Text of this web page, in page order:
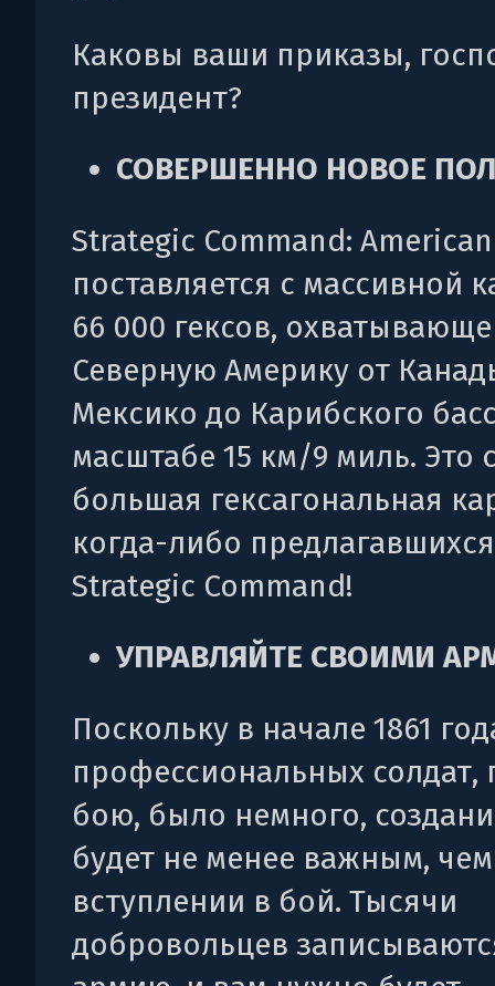
Каковы ваши приказы,
президент?
СОВЕРШЕННО НОВОЕ
Strategic Command:
поставляется с массивной
66 000 гексов,
Северную Америку от
Мексико до Карибского
масштабе 15 км/9 миль. Это
большая гексагональная
когда-либо
Strategic Command!
УПРАВЛЯЙТЕ СВОИМИ
Поскольку в начале 1861
профессиональных солдат,
бою, было немного,
будет не менее важным,
вступлении в бой. Тысячи
добровольцев